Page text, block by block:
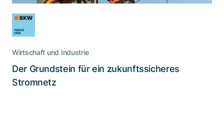
Wirtschaft und Industrie
Der Grundstein für ein zukunftssicheres
Stromnetz